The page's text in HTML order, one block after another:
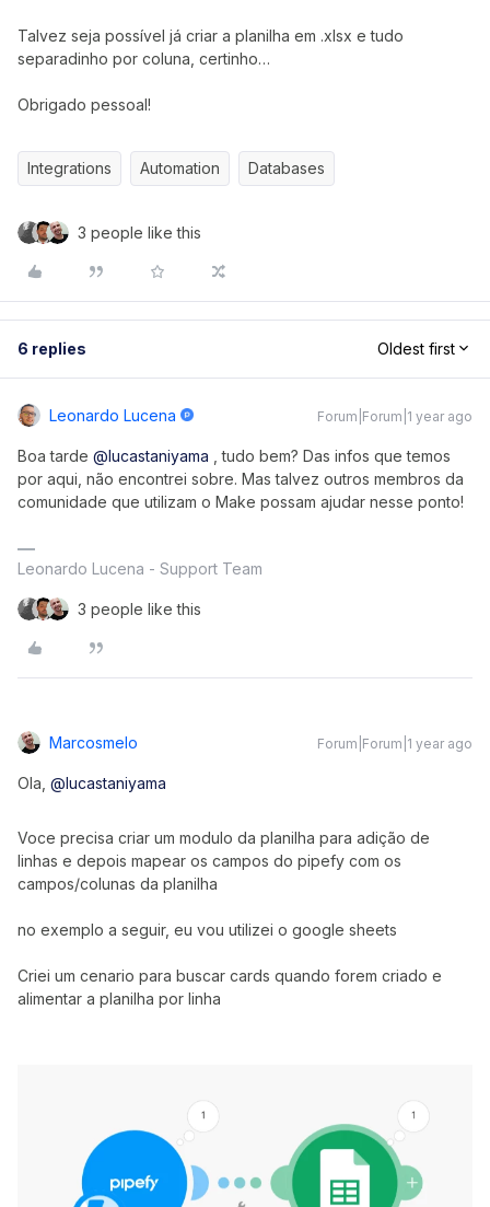
Talvez seja possível já criar a planilha em .xlsx e tudo
separadinho por coluna, certinho…
Obrigado pessoal!
Integrations Automation Databases
3 people like this
6 replies Oldest first
Leonardo Lucena Forum|Forum|1 year ago
Boa tarde @lucastaniyama , tudo bem? Das infos que temos
por aqui, não encontrei sobre. Mas talvez outros membros da
comunidade que utilizam o Make possam ajudar nesse ponto!
Leonardo Lucena - Support Team
3 people like this
Marcosmelo Forum|Forum|1 year ago
Ola, @lucastaniyama
Voce precisa criar um modulo da planilha para adição de
linhas e depois mapear os campos do pipefy com os
campos/colunas da planilha
no exemplo a seguir, eu vou utilizei o google sheets
Criei um cenario para buscar cards quando forem criado e
alimentar a planilha por linha